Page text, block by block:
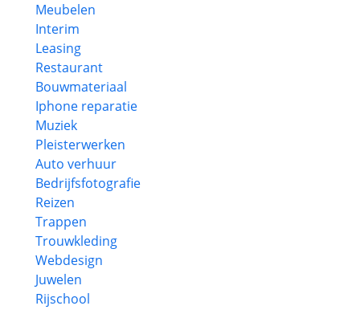
Meubelen
Interim
Leasing
Restaurant
Bouwmateriaal
Iphone reparatie
Muziek
Pleisterwerken
Auto verhuur
Bedrijfsfotografie
Reizen
Trappen
Trouwkleding
Webdesign
Juwelen
Rijschool